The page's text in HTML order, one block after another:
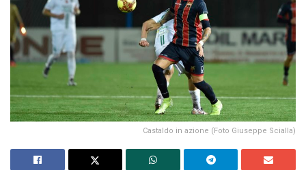
Castaldo in azione (Foto Giuseppe Scialla)